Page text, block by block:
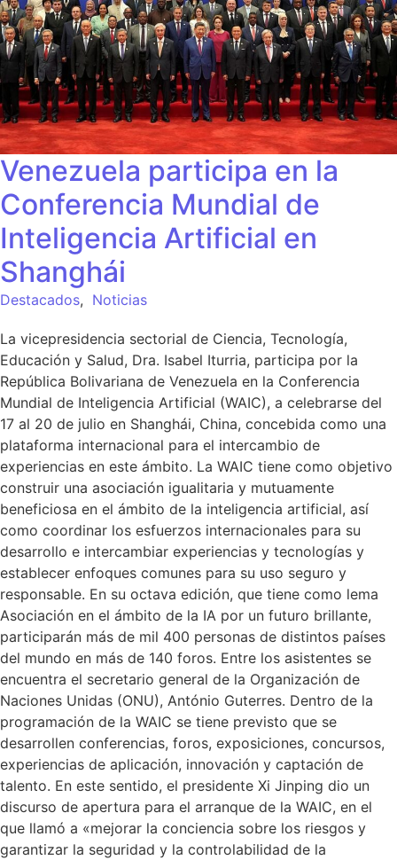
Venezuela participa en la
Conferencia Mundial de
Inteligencia Artificial en
Shanghái
Destacados, Noticias
La vicepresidencia sectorial de Ciencia, Tecnología,
Educación y Salud, Dra. Isabel Iturria, participa por la
República Bolivariana de Venezuela en la Conferencia
Mundial de Inteligencia Artificial (WAIC), a celebrarse del
17 al 20 de julio en Shanghái, China, concebida como una
plataforma internacional para el intercambio de
experiencias en este ámbito. La WAIC tiene como objetivo
construir una asociación igualitaria y mutuamente
beneficiosa en el ámbito de la inteligencia artificial, así
como coordinar los esfuerzos internacionales para su
desarrollo e intercambiar experiencias y tecnologías y
establecer enfoques comunes para su uso seguro y
responsable. En su octava edición, que tiene como lema
Asociación en el ámbito de la IA por un futuro brillante,
participarán más de mil 400 personas de distintos países
del mundo en más de 140 foros. Entre los asistentes se
encuentra el secretario general de la Organización de
Naciones Unidas (ONU), António Guterres. Dentro de la
programación de la WAIC se tiene previsto que se
desarrollen conferencias, foros, exposiciones, concursos,
experiencias de aplicación, innovación y captación de
talento. En este sentido, el presidente Xi Jinping dio un
discurso de apertura para el arranque de la WAIC, en el
que llamó a «mejorar la conciencia sobre los riesgos y
garantizar la seguridad y la controlabilidad de la